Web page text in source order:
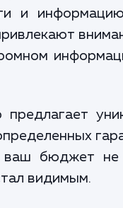
и
предлагает
бюджет не
видимым.